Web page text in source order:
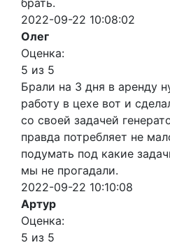
брать.
2022-09-22 10:08:02
Олег
Оценка:
5 из 5
Брали на 3 дня в аренду
работу в цехе вот и
со своей задачей
правда потребляет не
подумать под какие
мы не прогадали.
2022-09-22 10:10:08
Артур
Оценка:
5 из 5